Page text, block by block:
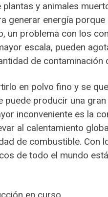
y animales
generar energía
un problema con los
escala, pueden
de contaminación
en polvo fino y se
puede producir una
inconveniente es la
al calentamiento
de combustible. Con
de todo el mundo